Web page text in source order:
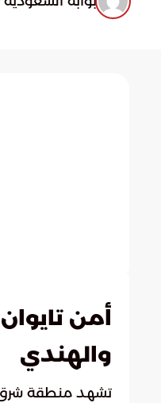
أمن تايوان
والهندي
تشهد منطقة شرق